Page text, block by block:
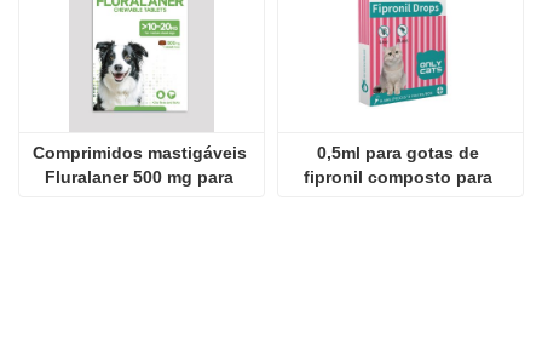
Comprimidos mastigáveis ​​
Fluralaner 500 mg para
0,5ml para gotas de
fipronil composto para